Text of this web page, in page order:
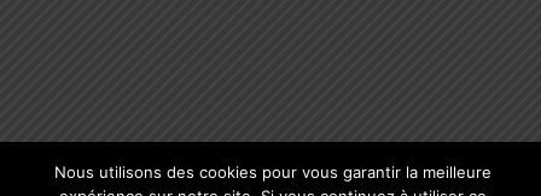
Nous utilisons des cookies pour vous garantir la meilleure